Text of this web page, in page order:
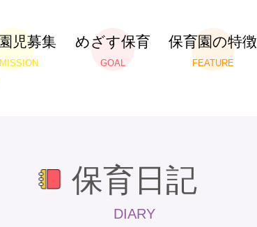
児募集 めざす保育
GOAL
保育園の特徴
FEATURE
保育日記
DIARY